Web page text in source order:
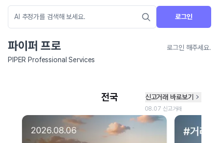
로그인
파이퍼 프로
로그인 해주세요.
PIPER Professional Services